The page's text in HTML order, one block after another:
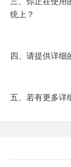
统上？
四、请提供详细
五、若有更多详